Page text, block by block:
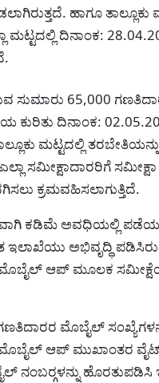
ಹಾಗೂ ತಾಲ್ಲೂಕು
ಮಟ್ಟದಲ್ಲಿ ದಿನಾಂಕ:
ಸುಮಾರು 65,000
ಕುರಿತು ದಿನಾಂಕ:
ಮಟ್ಟದಲ್ಲಿ ತರಬೇತಿಯನ್ನು
ಸಮೀಕ್ಷಾದಾರರಿಗೆ
ಕ್ರಮವಹಿಸಲಾಗುತ್ತಿದೆ.
ಕಡಿಮೆ ಅವಧಿಯಲ್ಲಿ
ಇಲಾಖೆಯು ಅಭಿವೃದ್ಧಿ
ಆಪ್ ಮೂಲಕ
ಮೊಬೈಲ್
ಆಪ್ ಮುಖಾಂತರ
ನಂಬರ್‍ಗಳನ್ನು ಹೊರತುಪಡಿಸಿ